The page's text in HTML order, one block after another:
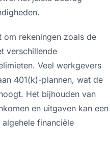
om rekeningen zoals de
verschillende
Veel werkgevers
401(k)-plannen, wat de
Het bijhouden van
en uitgaven kan een
financiële